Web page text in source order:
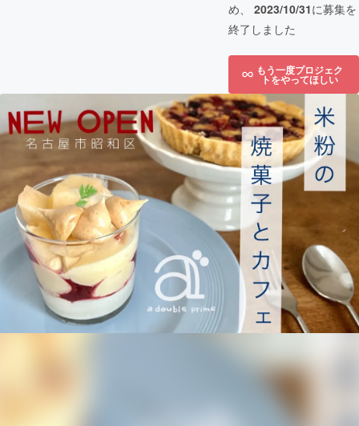
め、 2023/10/31に募集を
終了しました
もう一度プロジェク
トをやってほしい